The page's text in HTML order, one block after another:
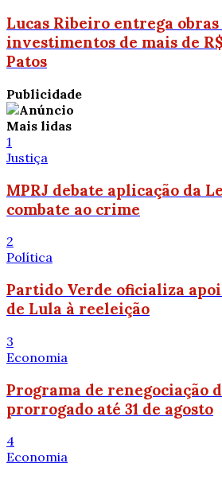
Lucas Ribeiro entrega
investimentos de mais de
Patos
Publicidade
Mais lidas
1
Justiça
MPRJ debate aplicação da
combate ao crime
2
Política
Partido Verde oficializa
de Lula à reeleição
3
Economia
Programa de renegociação
prorrogado até 31 de agosto
4
Economia